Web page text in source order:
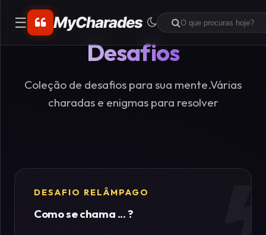
☰ MyCharades
Matemáticos
Charadas
Desafios
Coleção de desafios para sua mente.Várias
charadas e enigmas para resolver
DESAFIO RELÂMPAGO
Como se chama ... ?